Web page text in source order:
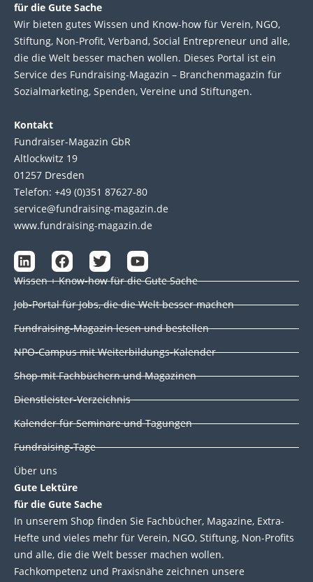
für die Gute Sache
Wir bie­ten gutes Wis­sen und Know-how für Ver­ein, NGO,
Stif­tung, Non-Profit, Ver­band, Social Entre­pre­neur und alle,
die die Welt bes­ser machen wol­len. Die­ses Por­tal ist ein
Service des Fund­raising-Magazin – Bran­chen­magazin für
Sozial­marke­ting, Spen­den, Ver­eine und Stif­tun­gen.
Kontakt
Fundraiser-Magazin GbR
Altlockwitz 19
01257 Dresden
Telefon: +49 (0)351 87627-80
service@fundraising-magazin.de
www.fundraising-magazin.de
L
i
n
k
e
d
n
F
a
c
e
b
o
k
T
w
i
t
e
Y
o
u
t
u
b
Wissen + Know-how für die Gute Sache
Job-Portal für Jobs, die die Welt besser machen
Fundraising-Magazin lesen und bestellen
NPO-Campus mit Weiterbildungs-Kalender
Shop mit Fachbüchern und Magazinen
Dienstleister-Verzeichnis
Kalender für Seminare und Tagungen
Fundraising-Tage
Über uns
Gute Lektüre
für die Gute Sache
In unserem Shop finden Sie Fachbücher, Magazine, Extra-
Hefte und vieles mehr für Verein, NGO, Stiftung, Non-Profits
und alle, die die Welt besser machen wollen.
Fachkompetenz und Praxisnähe zeichnen unsere